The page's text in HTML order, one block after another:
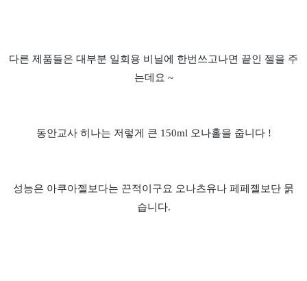
다른 제품들은 대부분 일회용 비닐에 한번쓰고나면 끝인 젤을 주
는데요 ~
동안교사 히나는 저렇게 큰 150ml 오나홀을 줍니다 !
성능은 아쿠아젤보다는 끈적이구요 오나츠유나 페페젤보단 묽
습니다.